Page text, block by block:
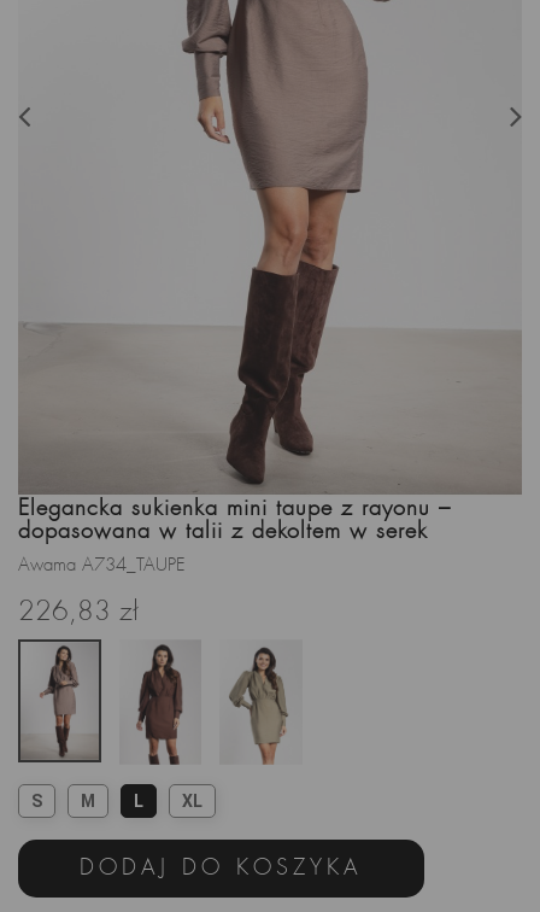
Elegancka sukienka mini taupe z rayonu –
dopasowana w talii z dekoltem w serek
Awama A734_TAUPE
226,83 zł
S M L XL
DODAJ DO KOSZYKA